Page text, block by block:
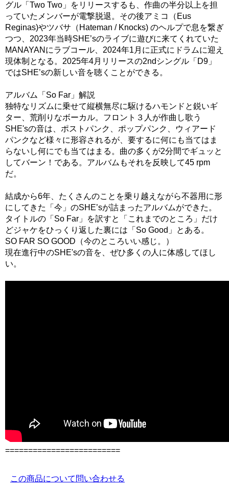
グル「Two Two」をリリースするも、作曲の半分以上を担
っていたメンバーが電撃脱退。その後アミコ（Eus
Reginas)やツバサ（Hateman / Knocks) のヘルプで息を繋ぎ
つつ、2023年当時SHE’sのライブに遊びに来てくれていた
MANAYANにラブコール、2024年1月に正式にドラムに迎え
現体制となる。2025年4月リリースの2ndシングル「D9」
ではSHE’sの新しい音を聴くことができる。
アルバム「So Far」解説
独特なリズムに乗せて縦横無尽に駆けるハモンドと鋭いギ
ター、荒削りなボーカル。フロント３人が作曲し歌う
SHE'sの音は、ポストパンク、ポップパンク、ウィアード
パンクなど様々に形容されるが、要するに何にも当てはま
らないし何にでも当てはまる。曲の多くが2分間でギュッと
してバーン！である。アルバムもそれを反映して45 rpm
だ。
結成から6年、たくさんのことを乗り越えながら不器用に形
にしてきた「今」のSHE’sが詰まったアルバムができた。
タイトルの「So Far」を訳すと「これまでのところ」だけ
どジャケをひっくり返した裏には「So Good」とある。
SO FAR SO GOOD（今のところいい感じ。）
現在進行中のSHE'sの音を、ぜひ多くの人に体感してほし
い。
=========================
この商品について問い合わせる